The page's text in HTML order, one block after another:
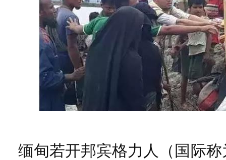
缅甸若开邦宾格力人
（国际